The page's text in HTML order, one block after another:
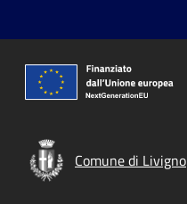
Comune di Livigno